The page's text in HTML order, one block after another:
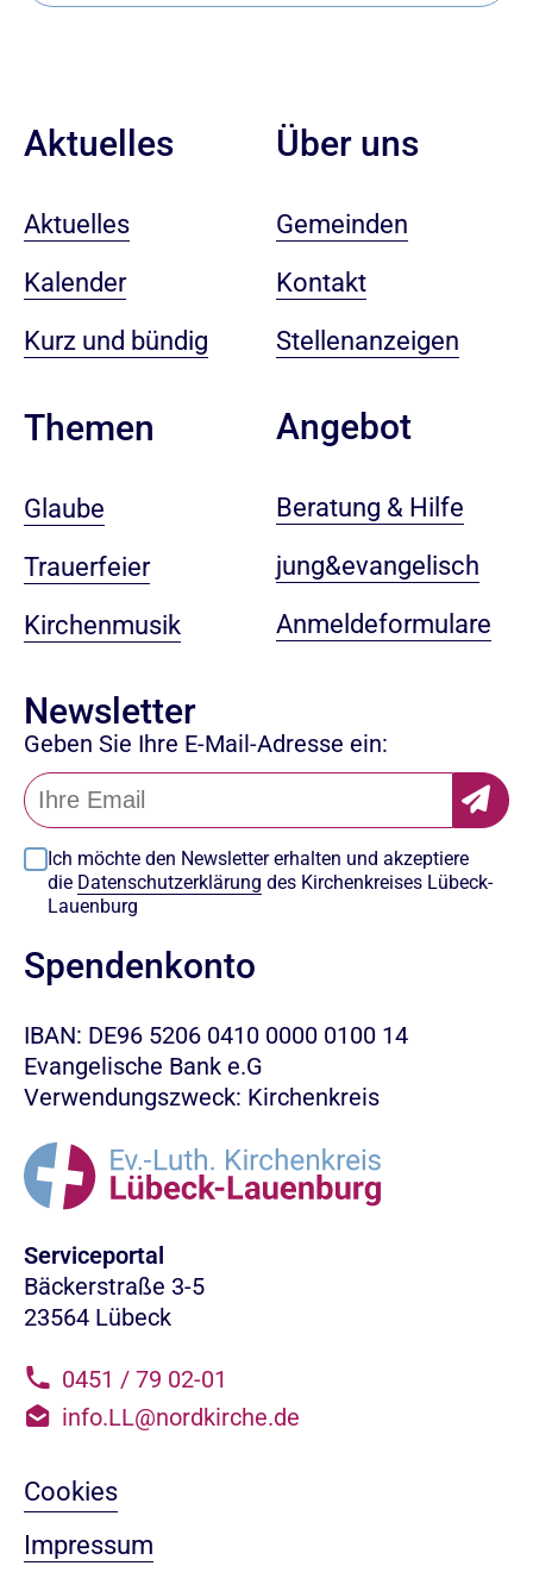
Aktuelles
Aktuelles
Kalender
Kurz und bündig
Themen
Glaube
Trauerfeier
Kirchenmusik
Über uns
Gemeinden
Kontakt
Stellenanzeigen
Angebot
Beratung & Hilfe
jung&evangelisch
Anmeldeformulare
Newsletter
Geben Sie Ihre E-Mail-Adresse ein:
Ich möchte den Newsletter erhalten und akzeptiere
die Datenschutzerklärung des Kirchenkreises Lübeck-
Lauenburg
Spendenkonto
IBAN: DE96 5206 0410 0000 0100 14
Evangelische Bank e.G
Verwendungszweck: Kirchenkreis
Serviceportal
Bäckerstraße 3-5
23564 Lübeck
0451 / 79 02-01
info.LL@nordkirche.de
Cookies
Impressum